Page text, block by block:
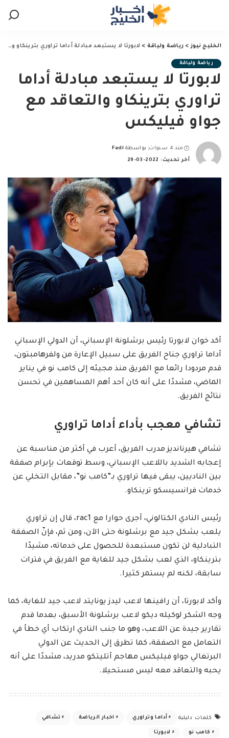
الخليج نيوز> رياضة ولياقة > لابورتا لا يستبعد مبادلة أداما تراوري بترينكاو والتعاقد مع جواو فيليكس
رياضة ولياقة
لابورتا لا يستبعد مبادلة أداما
تراوري بترينكاو والتعاقد مع
جواو فيليكس
منذ 4 سنوات
Posted
by
بواسطة Fadi
آخر تحديث: 2022-03-29
أكد خوان لابورتا رئيس برشلونة الإسباني، أن الدولي الإسباني
أداما تراوري جناح الفريق على سبيل الإعارة من ولفرهامبتون،
قدم مردودا رائعا مع الفريق منذ مجيئه إلى كامب نو في يناير
الماضي، مشددًا على أنه كان أحد أهم المساهمين في تحسن
نتائج الفريق.
تشافي معجب بأداء أداما تراوري
تشافي هيرنانديز مدرب الفريق، أعرب في أكثر من مناسبة عن
إعجابه الشديد باللاعب الإسباني، وسط توقعات بإبرام صفقة
بين الناديين، يبقى فيها تراوري بـ”كامب نو”، مقابل التخلي عن
خدمات فرانسيسكو ترينكاو.
رئيس النادي الكتالوني، أجرى حوارا مع rac1، قال إن تراوري
يلعب بشكل جيد مع برشلونة حتى الآن، ومن ثم، فإنّ الصفقة
التبادلية لن تكون مستبعدة للحصول على خدماته، مشيدًا
بترينكاو، الذي لعب بشكل جيد للغاية مع الفريق في فترات
سابقة، لكنه لم يستمر كثيرا.
وأكد لابورتا، أن رافينها لاعب ليدز يونايتد لاعب جيد للغاية، كما
وجه الشكر لوكيله ديكو لاعب برشلونة الأسبق، بعدما قدم
تقارير جيدة عن اللاعب، وهو ما جنب النادي ارتكاب أي خطأ في
التعامل مع الصفقة، كما تطرق إلى الحديث عن الدولي
البرتغالي جواو فيليكس مهاجم أتليتكو مدريد، مشددًا على أنه
يحبه والتعاقد معه ليس مستحيلا.
كلمات دليلية أداما وتراوري اخبار الرياضة تشافي
كامب نو لابورتا